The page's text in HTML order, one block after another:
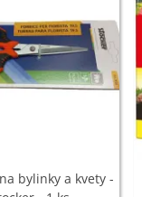
bylinky a kvety -